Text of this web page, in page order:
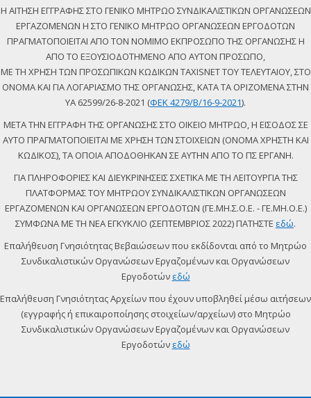
Η ΑΙΤΗΣΗ ΕΓΓΡΑΦΗΣ ΣΤΟ ΓΕΝΙΚΟ ΜΗΤΡΩΟ ΣΥΝΔΙΚΑΛΙΣΤΙΚΩΝ ΟΡΓΑΝΩΣΕΩΝ
ΕΡΓΑΖΟΜΕΝΩΝ Η ΣΤΟ ΓΕΝΙΚΟ ΜΗΤΡΩΟ ΟΡΓΑΝΩΣΕΩΝ ΕΡΓΟΔΟΤΩΝ
ΠΡΑΓΜΑΤΟΠΟΙΕΙΤΑΙ ΑΠΟ ΤΟΝ ΝΟΜΙΜΟ ΕΚΠΡΟΣΩΠΟ ΤΗΣ ΟΡΓΑΝΩΣΗΣ Η
ΑΠΟ ΤΟ ΕΞΟΥΣΙΟΔΟΤΗΜΕΝΟ ΑΠΟ ΑΥΤΟΝ ΠΡΟΣΩΠΟ,
ΜΕ ΤΗ ΧΡΗΣΗ ΤΩΝ ΠΡΟΣΩΠΙΚΩΝ ΚΩΔΙΚΩΝ TAXISNET ΤΟΥ ΤΕΛΕΥΤΑΙΟΥ, ΣΤΟ
ΟΝΟΜΑ ΚΑΙ ΓΙΑ ΛΟΓΑΡΙΑΣΜΟ ΤΗΣ ΟΡΓΑΝΩΣΗΣ, ΚΑΤΑ ΤΑ ΟΡΙΖΟΜΕΝΑ ΣΤΗΝ
ΥΑ 62599/26-8-2021 (ΦΕΚ 4279/Β/16-9-2021).
ΜΕΤΑ ΤΗΝ ΕΓΓΡΑΦΗ ΤΗΣ ΟΡΓΑΝΩΣΗΣ ΣΤΟ ΟΙΚΕΙΟ ΜΗΤΡΩΟ, Η ΕΙΣΟΔΟΣ ΣΕ
ΑΥΤΟ ΠΡΑΓΜΑΤΟΠΟΙΕΙΤΑΙ ΜΕ ΧΡΗΣΗ ΤΩΝ ΣΤΟΙΧΕΙΩΝ (ΟΝΟΜΑ ΧΡΗΣΤΗ ΚΑΙ
ΚΩΔΙΚΟΣ), ΤΑ ΟΠΟΙΑ ΑΠΟΔΟΘΗΚΑΝ ΣΕ ΑΥΤΗΝ ΑΠΟ ΤΟ ΠΣ ΕΡΓΑΝΗ.
ΓΙΑ ΠΛΗΡΟΦΟΡΙΕΣ ΚΑΙ ΔΙΕΥΚΡΙΝΗΣΕΙΣ ΣΧΕΤΙΚΑ ΜΕ ΤΗ ΛΕΙΤΟΥΡΓΙΑ ΤΗΣ
ΠΛΑΤΦΟΡΜΑΣ ΤΟΥ ΜΗΤΡΩΟΥ ΣΥΝΔΙΚΑΛΙΣΤΙΚΩΝ ΟΡΓΑΝΩΣΕΩΝ
ΕΡΓΑΖΟΜΕΝΩΝ ΚΑΙ ΟΡΓΑΝΩΣΕΩΝ ΕΡΓΟΔΟΤΩΝ (ΓΕ.ΜΗ.Σ.Ο.Ε. - ΓΕ.ΜΗ.Ο.Ε.)
ΣΥΜΦΩΝΑ ΜΕ ΤΗ ΝΕΑ ΕΓΚΥΚΛΙΟ (ΣΕΠΤΕΜΒΡΙΟΣ 2022) ΠΑΤΗΣΤΕ εδώ.
Επαλήθευση Γνησιότητας Βεβαιώσεων που εκδίδονται από το Μητρώο
Συνδικαλιστικών Οργανώσεων Εργαζομένων και Οργανώσεων
Εργοδοτών εδώ
Επαλήθευση Γνησιότητας Αρχείων που έχουν υποβληθεί μέσω αιτήσεων
(εγγραφής ή επικαιροποίησης στοιχείων/αρχείων) στο Μητρώο
Συνδικαλιστικών Οργανώσεων Εργαζομένων και Οργανώσεων
Εργοδοτών εδώ